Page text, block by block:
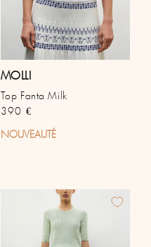
MOLLI
Top Fanta Milk
Prix habituel
390 €
NOUVEAUTÉ